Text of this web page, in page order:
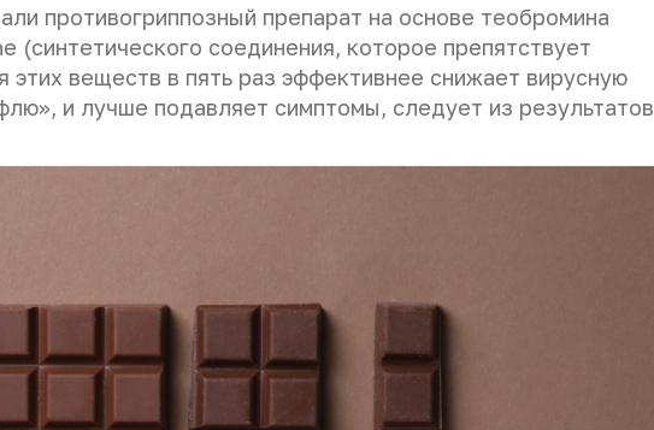
противогриппозный препарат на основе теобромина
(синтетического соединения, которое препятствует
веществ в пять раз эффективнее снижает вирусную
и лучше подавляет симптомы, следует из результатов